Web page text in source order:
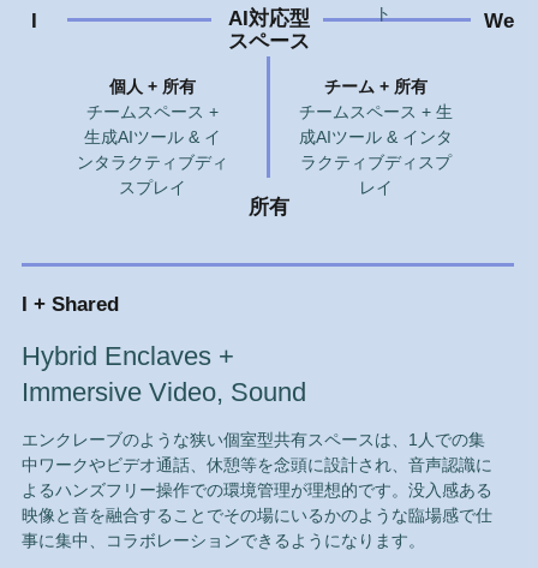
エンクレーブのような狭い個室型共有スペースは、1人での集
中ワークやビデオ通話、休憩等を念頭に設計され、音声認識に
よるハンズフリー操作での環境管理が理想的です。没入感ある
映像と音を融合することでその場にいるかのような臨場感で仕
事に集中、コラボレーションできるようになります。
AI対応型
スペース
We
ト
個人 + 所有
チームスペース +
生成AIツール & イ
ンタラクティブディ
スプレイ
チーム + 所有
チームスペース + 生
成AIツール & インタ
ラクティブディスプ
レイ
Hybrid Enclaves +
Immersive Video, Sound
I + Shared
所有